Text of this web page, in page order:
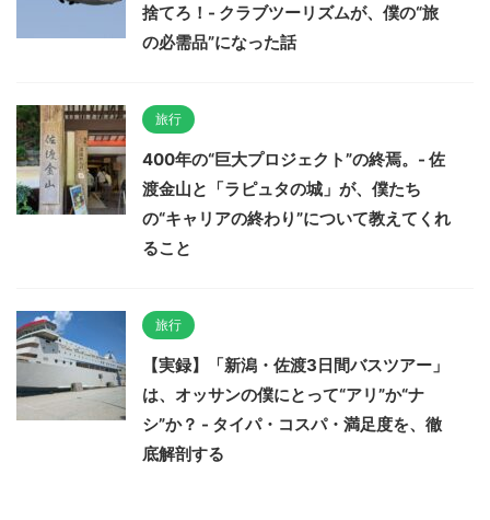
捨てろ！- クラブツーリズムが、僕の“旅
の必需品”になった話
旅行
400年の“巨大プロジェクト”の終焉。- 佐
渡金山と「ラピュタの城」が、僕たち
の“キャリアの終わり”について教えてくれ
ること
旅行
【実録】「新潟・佐渡3日間バスツアー」
は、オッサンの僕にとって“アリ”か“ナ
シ”か？ - タイパ・コスパ・満足度を、徹
底解剖する